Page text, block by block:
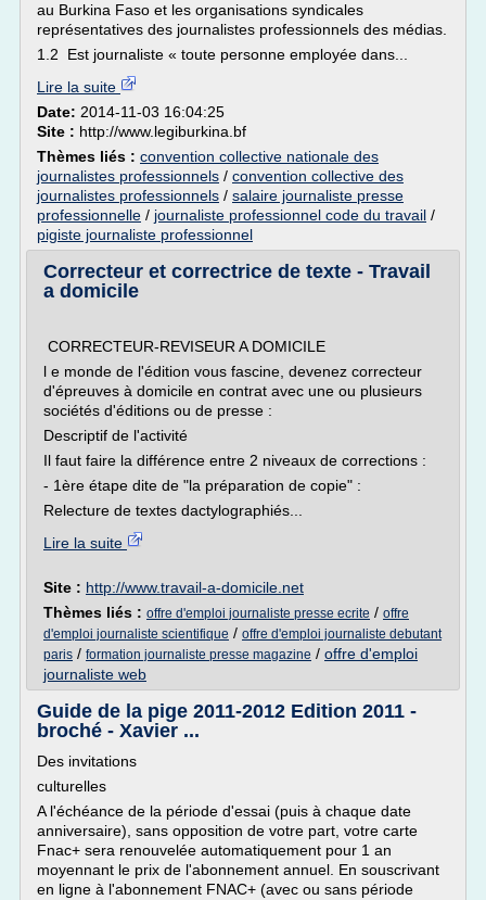
au Burkina Faso et les organisations syndicales
représentatives des journalistes professionnels des médias.
1.2 Est journaliste « toute personne employée dans...
Lire la suite
Date: 2014-11-03 16:04:25
Site : http://www.legiburkina.bf
Thèmes liés : convention collective nationale des
journalistes professionnels / convention collective des
journalistes professionnels / salaire journaliste presse
professionnelle / journaliste professionnel code du travail /
pigiste journaliste professionnel
Correcteur et correctrice de texte - Travail
a domicile
CORRECTEUR-REVISEUR A DOMICILE
l e monde de l'édition vous fascine, devenez correcteur
d'épreuves à domicile en contrat avec une ou plusieurs
sociétés d'éditions ou de presse :
Descriptif de l'activité
Il faut faire la différence entre 2 niveaux de corrections :
- 1ère étape dite de "la préparation de copie" :
Relecture de textes dactylographiés...
Lire la suite
Site : http://www.travail-a-domicile.net
Thèmes liés : offre d'emploi journaliste presse ecrite / offre
d'emploi journaliste scientifique / offre d'emploi journaliste debutant
paris / formation journaliste presse magazine / offre d'emploi
journaliste web
Guide de la pige 2011-2012 Edition 2011 -
broché - Xavier ...
Des invitations
culturelles
A l'échéance de la période d'essai (puis à chaque date
anniversaire), sans opposition de votre part, votre carte
Fnac+ sera renouvelée automatiquement pour 1 an
moyennant le prix de l'abonnement annuel. En souscrivant
en ligne à l'abonnement FNAC+ (avec ou sans période